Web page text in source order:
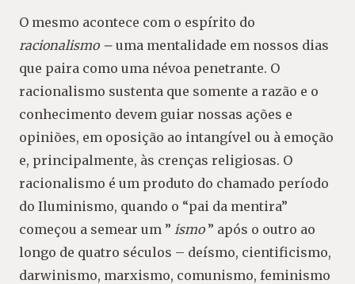
O mesmo acontece com o espírito do
racionalismo – uma mentalidade em nossos dias
que paira como uma névoa penetrante. O
racionalismo sustenta que somente a razão e o
conhecimento devem guiar nossas ações e
opiniões, em oposição ao intangível ou à emoção
e, principalmente, às crenças religiosas. O
racionalismo é um produto do chamado período
do Iluminismo, quando o “pai da mentira”
começou a semear um ” ismo” após o outro ao
longo de quatro séculos – deísmo, cientificismo,
darwinismo, marxismo, comunismo, feminismo